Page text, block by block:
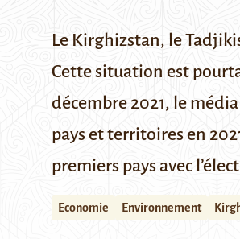
Le Kirghizstan, le
Cette situation est
décembre 2021, le
pays et territoires en
premiers pays avec
Economie Environnement